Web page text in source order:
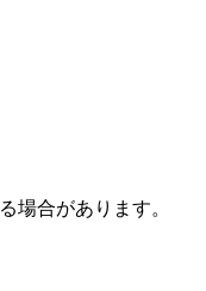
場合があります。